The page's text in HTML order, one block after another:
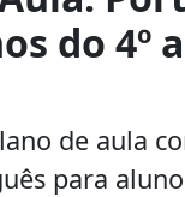
do 4º
de aula
para